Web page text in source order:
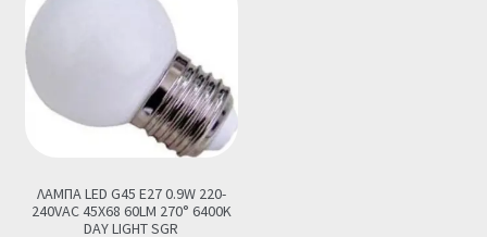
ΛΑΜΠΑ LED G45 E27 0.9W 220-
240VAC 45X68 60LM 270° 6400K
DAY LIGHT SGR